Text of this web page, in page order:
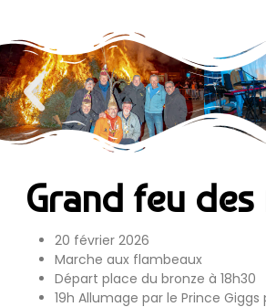
Grand feu des
20 février 2026
Marche aux flambeaux
Départ place du bronze à 18h30
19h Allumage par le Prince Giggs